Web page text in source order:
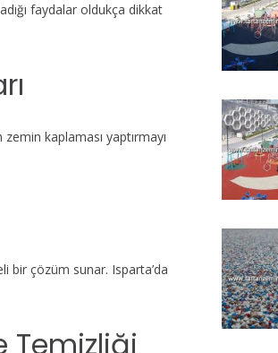
faydalar oldukça dikkat
kaplaması yaptırmayı
bir çözüm sunar. Isparta’da
Temizliği